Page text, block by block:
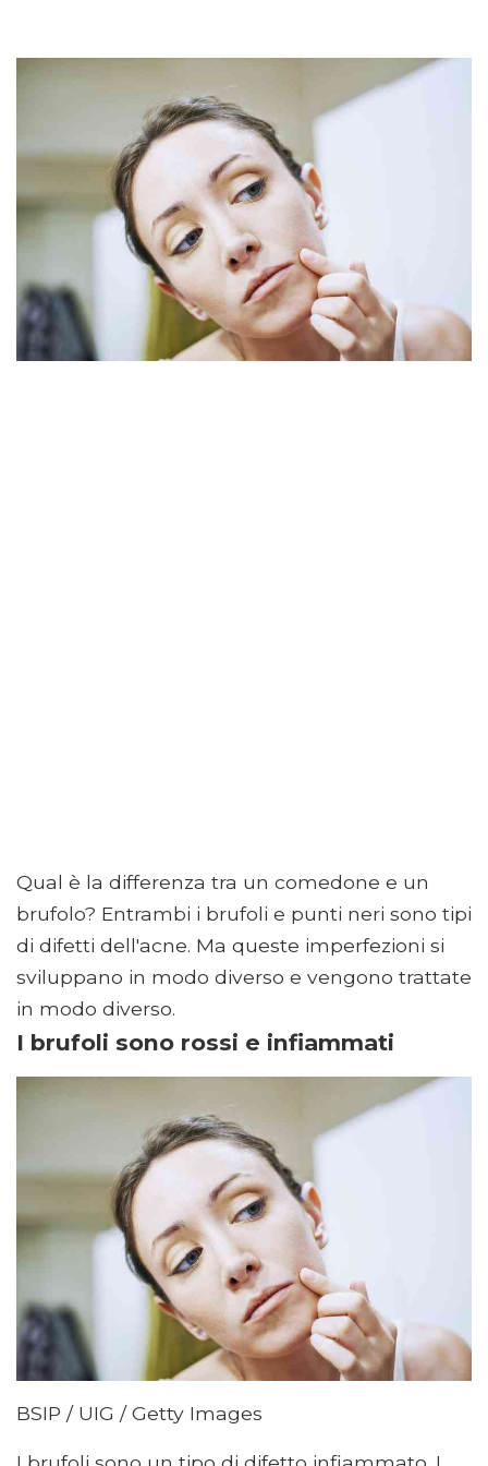
Qual è la differenza tra un comedone e un
brufolo? Entrambi i brufoli e punti neri sono tipi
di difetti dell'acne. Ma queste imperfezioni si
sviluppano in modo diverso e vengono trattate
in modo diverso.
I brufoli sono rossi e infiammati
BSIP / UIG / Getty Images